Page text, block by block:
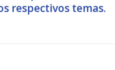
respectivos temas.